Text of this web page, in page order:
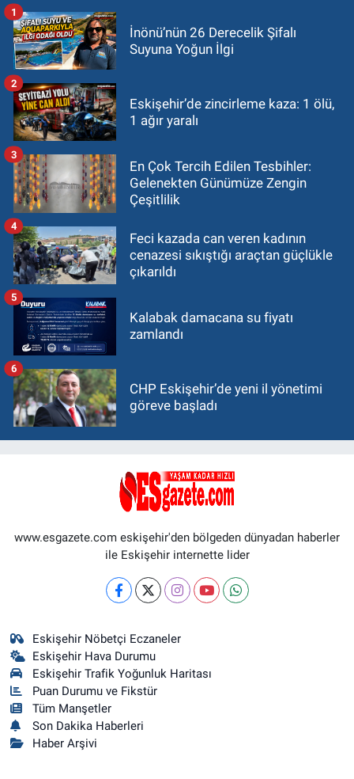
İnönü’nün 26 Derecelik Şifalı
Suyuna Yoğun İlgi
1
Eskişehir’de zincirleme kaza: 1 ölü,
1 ağır yaralı
2
En Çok Tercih Edilen Tesbihler:
Gelenekten Günümüze Zengin
Çeşitlilik
3
Feci kazada can veren kadının
cenazesi sıkıştığı araçtan güçlükle
çıkarıldı
4
Kalabak damacana su fiyatı
zamlandı
5
CHP Eskişehir’de yeni il yönetimi
göreve başladı
6
www.esgazete.com eskişehir'den bölgeden dünyadan haberler
ile Eskişehir internette lider
Eskişehir Nöbetçi Eczaneler
Eskişehir Hava Durumu
Eskişehir Trafik Yoğunluk Haritası
Puan Durumu ve Fikstür
Tüm Manşetler
Son Dakika Haberleri
Haber Arşivi